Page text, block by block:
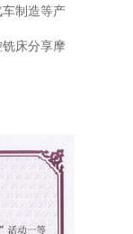
制造等产
床分享摩